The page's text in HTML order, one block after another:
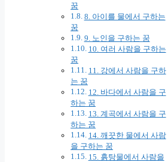
꿈
8. 아이를 물에서 구하는
꿈
9. 노인을 구하는 꿈
10. 여러 사람을 구하는
꿈
11. 강에서 사람을 구하
는 꿈
12. 바다에서 사람을 구
하는 꿈
13. 계곡에서 사람을 구
하는 꿈
14. 깨끗한 물에서 사람
을 구하는 꿈
15. 흙탕물에서 사람을